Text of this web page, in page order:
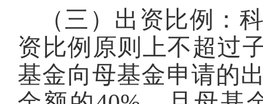
（三）出资比例：
资比例原则上不超过
基金向母基金申请的